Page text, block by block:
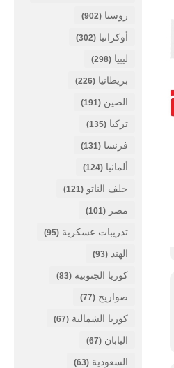
روسيا (902)
أوكرانيا (302)
ليبيا (298)
بريطانيا (226)
الصين (191)
تركيا (135)
فرنسا (131)
ألمانيا (124)
حلف الناتو (121)
مصر (101)
تدريبات عسكرية (95)
الهند (93)
كوريا الجنوبية (83)
صواريخ (77)
كوريا الشمالية (67)
اليابان (67)
السعودية (63)